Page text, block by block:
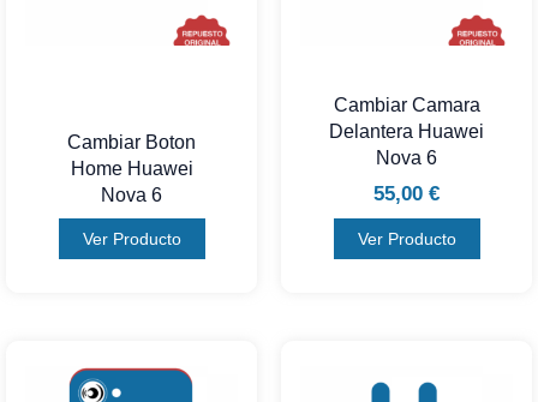
Cambiar Boton
Home Huawei
Nova 6
Ver Producto
Cambiar Camara
Delantera Huawei
Nova 6
55,00 €
Ver Producto